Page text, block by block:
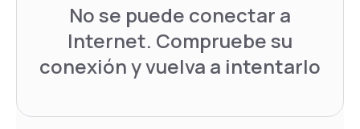
No se puede conectar a
Internet. Compruebe su
conexión y vuelva a intentarlo